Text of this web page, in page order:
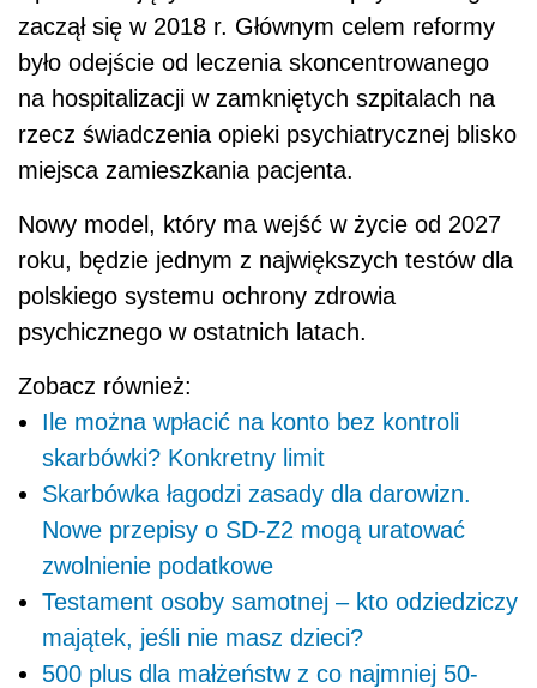
zaczął się w 2018 r. Głównym celem reformy
było odejście od leczenia skoncentrowanego
na hospitalizacji w zamkniętych szpitalach na
rzecz świadczenia opieki psychiatrycznej blisko
miejsca zamieszkania pacjenta.
Nowy model, który ma wejść w życie od 2027
roku, będzie jednym z największych testów dla
polskiego systemu ochrony zdrowia
psychicznego w ostatnich latach.
Zobacz również:
Ile można wpłacić na konto bez kontroli
skarbówki? Konkretny limit
Skarbówka łagodzi zasady dla darowizn.
Nowe przepisy o SD-Z2 mogą uratować
zwolnienie podatkowe
Testament osoby samotnej – kto odziedziczy
majątek, jeśli nie masz dzieci?
500 plus dla małżeństw z co najmniej 50-